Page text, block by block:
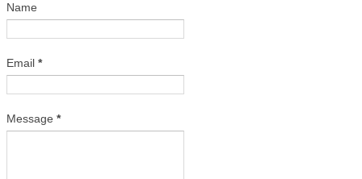
Name
Email *
Message *